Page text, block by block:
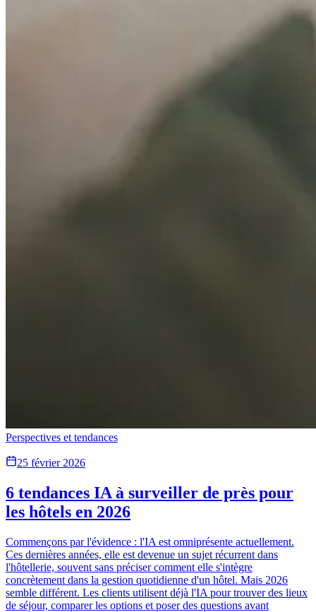
Perspectives et tendances
25 février 2026
6 tendances IA à surveiller de près pour
les hôtels en 2026
Commençons par l'évidence : l'IA est omniprésente actuellement.
Ces dernières années, elle est devenue un sujet récurrent dans
l'hôtellerie, souvent sans préciser comment elle s'intègre
concrètement dans la gestion quotidienne d'un hôtel. Mais 2026
semble différent. Les clients utilisent déjà l'IA pour trouver des lieux
de séjour, comparer les options et poser des questions avant